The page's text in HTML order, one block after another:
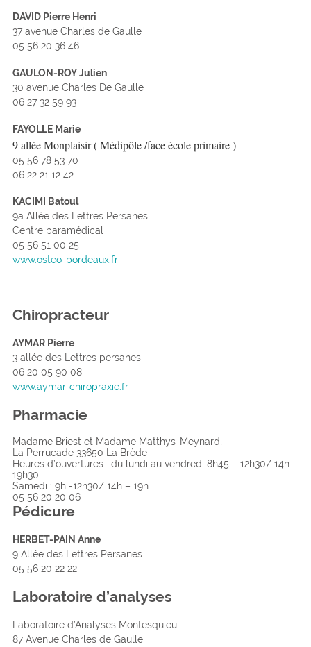
DAVID Pierre Henri
37 avenue Charles de Gaulle
05 56 20 36 46
GAULON-ROY Julien
30 avenue Charles De Gaulle
06 27 32 59 93
FAYOLLE Marie
9 allée Monplaisir ( Médipôle /face école primaire )
05 56 78 53 70
06 22 21 12 42
KACIMI Batoul
9a Allée des Lettres Persanes
Centre paramédical
05 56 51 00 25
www.osteo-bordeaux.fr
Chiropracteur
AYMAR Pierre
3 allée des Lettres persanes
06 20 05 90 08
www.aymar-chiropraxie.fr
Pharmacie
Madame Briest et Madame Matthys-Meynard,
La Perrucade 33650 La Brède
Heures d’ouvertures : du lundi au vendredi 8h45 – 12h30/ 14h-
19h30
Samedi : 9h -12h30/ 14h – 19h
05 56 20 20 06
Pédicure
HERBET-PAIN Anne
9 Allée des Lettres Persanes
05 56 20 22 22
Laboratoire d’analyses
Laboratoire d’Analyses Montesquieu
87 Avenue Charles de Gaulle